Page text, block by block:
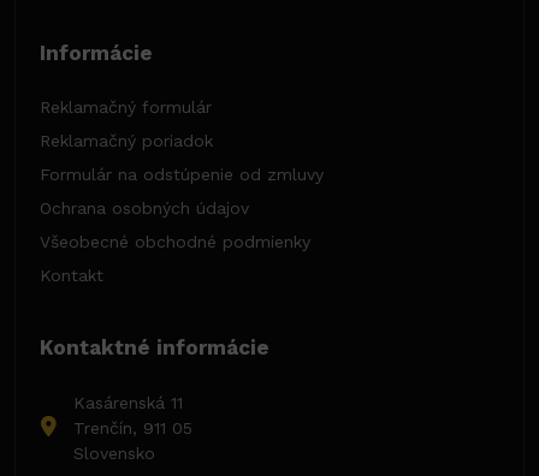
Informácie
Reklamačný formulár
Reklamačný poriadok
Formulár na odstúpenie od zmluvy
Ochrana osobných údajov
Všeobecné obchodné podmienky
Kontakt
Kontaktné informácie
Kasárenská 11
Trenčín, 911 05
Slovensko